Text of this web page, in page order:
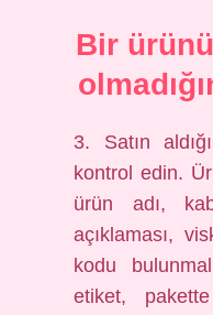
Bir
3. Satın
kontrol edin.
ürün adı,
açıklaması,
kodu
etiket,